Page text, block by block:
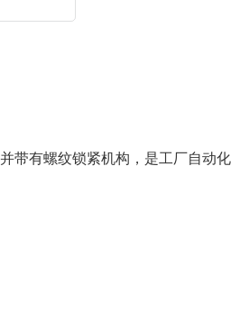
有螺纹锁紧机构，是工厂自动